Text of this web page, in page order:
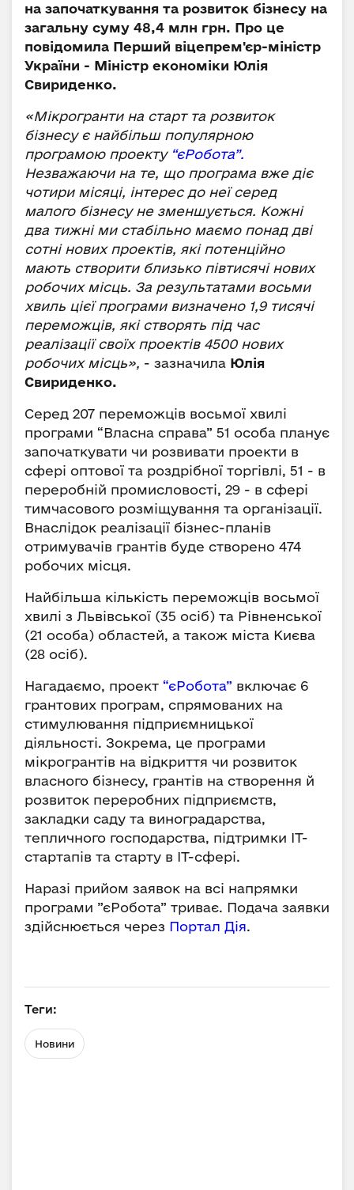
на започаткування та розвиток бізнесу на
загальну суму 48,4 млн грн. Про це
повідомила Перший віцепрем'єр-міністр
України - Міністр економіки Юлія
Свириденко.
«Мікрогранти на старт та розвиток
бізнесу є найбільш популярною
програмою проекту “єРобота”.
Незважаючи на те, що програма вже діє
чотири місяці, інтерес до неї серед
малого бізнесу не зменшується. Кожні
два тижні ми стабільно маємо понад дві
сотні нових проектів, які потенційно
мають створити близько півтисячі нових
робочих місць. За результатами восьми
хвиль цієї програми визначено 1,9 тисячі
переможців, які створять під час
реалізації своїх проектів 4500 нових
робочих місць», - зазначила Юлія
Свириденко.
Серед 207 переможців восьмої хвилі
програми “Власна справа” 51 особа планує
започаткувати чи розвивати проекти в
сфері оптової та роздрібної торгівлі, 51 - в
переробній промисловості, 29 - в сфері
тимчасового розміщування та організації.
Внаслідок реалізації бізнес-планів
отримувачів грантів буде створено 474
робочих місця.
Найбільша кількість переможців восьмої
хвилі з Львівської (35 осіб) та Рівненської
(21 особа) областей, а також міста Києва
(28 осіб).
Нагадаємо, проект “єРобота” включає 6
грантових програм, спрямованих на
стимулювання підприємницької
діяльності. Зокрема, це програми
мікрогрантів на відкриття чи розвиток
власного бізнесу, грантів на створення й
розвиток переробних підприємств,
закладки саду та виноградарства,
тепличного господарства, підтримки ІТ-
стартапів та старту в ІТ-сфері.
Наразі прийом заявок на всі напрямки
програми ”єРобота” триває. Подача заявки
здійснюється через Портал Дія.
Теги:
Новини